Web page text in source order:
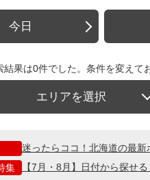
今日
結果は0件でした。条件を変えて
エリアを選択
迷ったらココ！北海道の最
集
【7月・8月】日付から探せ